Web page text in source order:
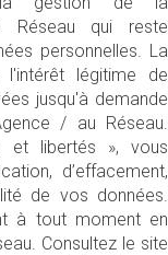
Réseau qui reste
personnelles. La
légitime de
jusqu'à demande
/ au Réseau.
et libertés », vous
d’effacement,
de vos données.
à tout moment en
Consultez le site